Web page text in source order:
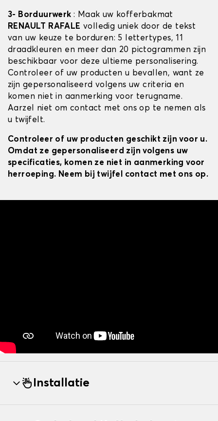
3- Borduurwerk : Maak uw kofferbakmat
RENAULT RAFALE volledig uniek door de tekst
van uw keuze te borduren: 5 lettertypes, 11
draadkleuren en meer dan 20 pictogrammen zijn
beschikbaar voor deze ultieme personalisering.
Controleer of uw producten u bevallen, want ze
zijn gepersonaliseerd volgens uw criteria en
komen niet in aanmerking voor terugname.
Aarzel niet om contact met ons op te nemen als
u twijfelt.
Controleer of uw producten geschikt zijn voor u.
Omdat ze gepersonaliseerd zijn volgens uw
specificaties, komen ze niet in aanmerking voor
herroeping. Neem bij twijfel contact met ons op.
Installatie